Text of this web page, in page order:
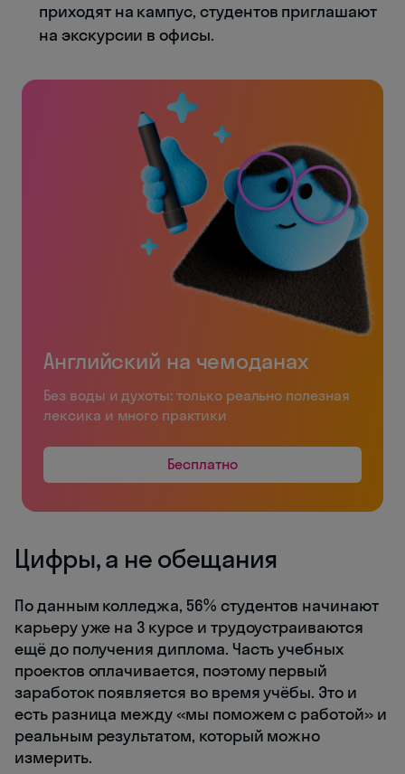
приходят на кампус, студентов приглашают
на экскурсии в офисы.
Английский на чемоданах
Без воды и духоты: только реально полезная
лексика и много практики
Бесплатно
Цифры, а не обещания
По данным колледжа, 56% студентов начинают
карьеру уже на 3 курсе и трудоустраиваются
ещё до получения диплома. Часть учебных
проектов оплачивается, поэтому первый
заработок появляется во время учёбы. Это и
есть разница между «мы поможем с работой» и
реальным результатом, который можно
измерить.